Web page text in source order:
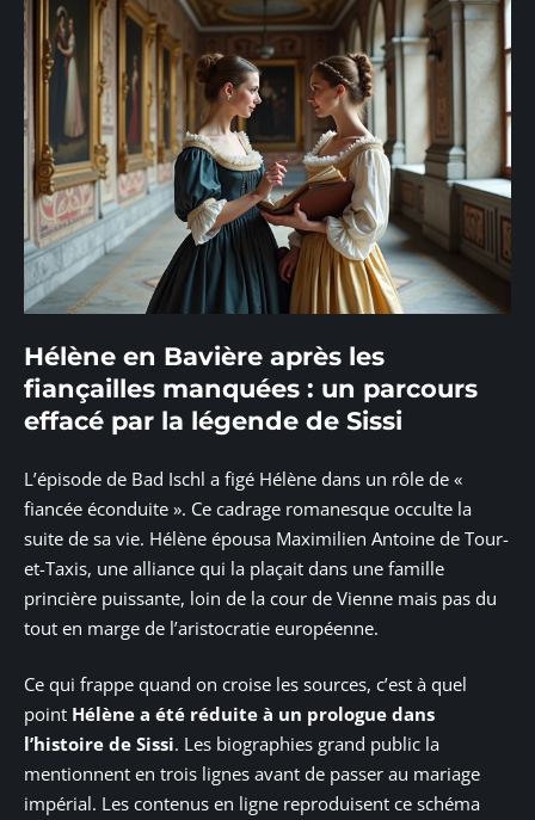
Hélène en Bavière après les
fiançailles manquées : un parcours
effacé par la légende de Sissi
L’épisode de Bad Ischl a figé Hélène dans un rôle de «
fiancée éconduite ». Ce cadrage romanesque occulte la
suite de sa vie. Hélène épousa Maximilien Antoine de Tour-
et-Taxis, une alliance qui la plaçait dans une famille
princière puissante, loin de la cour de Vienne mais pas du
tout en marge de l’aristocratie européenne.
Ce qui frappe quand on croise les sources, c’est à quel
point Hélène a été réduite à un prologue dans
l’histoire de Sissi. Les biographies grand public la
mentionnent en trois lignes avant de passer au mariage
impérial. Les contenus en ligne reproduisent ce schéma